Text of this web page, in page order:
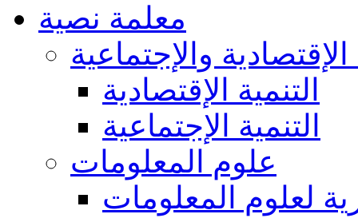
معلمة نصية
الإقتصادية والإجتماعية
التنمية الإقتصادية
التنمية الإجتماعية
علوم المعلومات
لعلوم المعلومات